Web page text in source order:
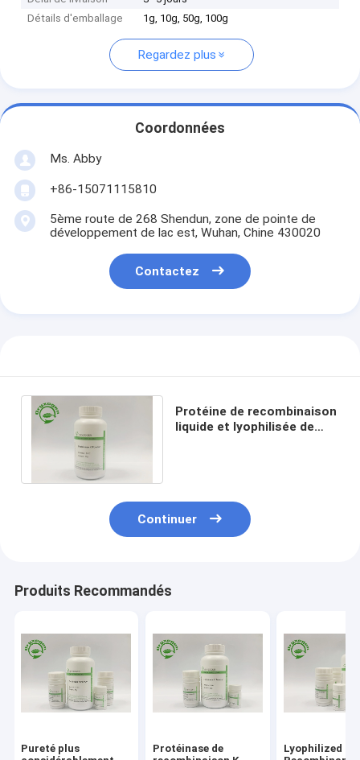
Détails d'emballage
1g, 10g, 50g, 100g
Regardez plus
Coordonnées
Ms. Abby
+86-15071115810
5ème route de 268 Shendun, zone de pointe de
développement de lac est, Wuhan, Chine 430020
Contactez
Protéine de recombinaison
liquide et lyophilisée de
Continuer
Produits Recommandés
Pureté plus
Protéinase de
Lyophilized